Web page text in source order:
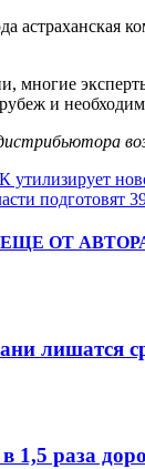
астраханская
многие
и
подготовят
ЕЩЕ ОТ
лишатся
1,5 раза